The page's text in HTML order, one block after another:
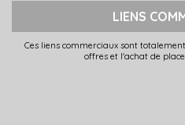
LIENS
Ces liens commerciaux sont
offres et l'achat de